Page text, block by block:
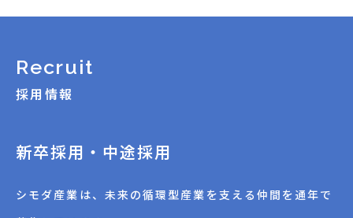
Recruit
採用情報
新卒採用・中途採用
シモダ産業は、未来の循環型産業を支える仲間を通年で